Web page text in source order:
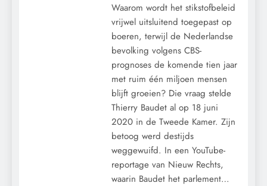
Waarom wordt het stikstofbeleid
vrijwel uitsluitend toegepast op
boeren, terwijl de Nederlandse
bevolking volgens CBS-
prognoses de komende tien jaar
met ruim één miljoen mensen
blijft groeien? Die vraag stelde
Thierry Baudet al op 18 juni
2020 in de Tweede Kamer. Zijn
betoog werd destijds
weggewuifd. In een YouTube-
reportage van Nieuw Rechts,
waarin Baudet het parlement…